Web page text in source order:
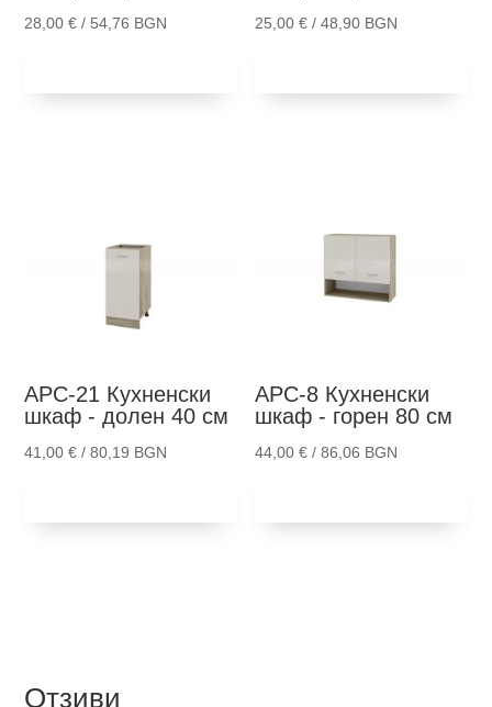
28,00€ / 54,76 BGN 25,00€ / 48,90 BGN
АРС-21 Кухненски
шкаф - долен 40 см
41,00€ / 80,19 BGN
АРС-8 Кухненски
шкаф - горен 80 см
44,00€ / 86,06 BGN
Отзиви